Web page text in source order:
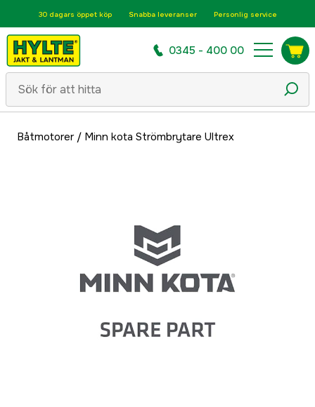
30 dagars öppet köp Snabba leveranser Personlig service
0345 - 400 00
Båtmotorer/ Minn kota Strömbrytare Ultrex